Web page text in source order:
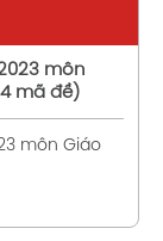
môn
mã đề)
môn Giáo